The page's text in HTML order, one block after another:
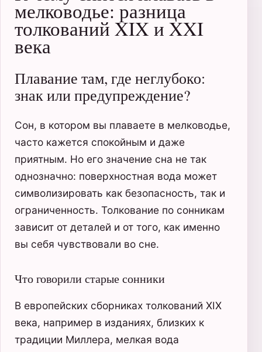
мелководье: разница
толкований XIX и XXI
века
Плавание там, где неглубоко:
знак или предупреждение?
Сон, в котором вы плаваете в мелководье,
часто кажется спокойным и даже
приятным. Но его значение сна не так
однозначно: поверхностная вода может
символизировать как безопасность, так и
ограниченность. Толкование по сонникам
зависит от деталей и от того, как именно
вы себя чувствовали во сне.
Что говорили старые сонники
В европейских сборниках толкований XIX
века, например в изданиях, близких к
традиции Миллера, мелкая вода